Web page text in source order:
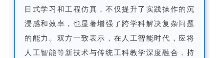
目式学习和工程仿真，不仅提升了实践操作的沉
浸感和效率，也显著增强了跨学科解决复杂问题
的能力。双方一致表示，在人工智能时代，应将
人工智能等新技术与传统工科教学深度融合，持